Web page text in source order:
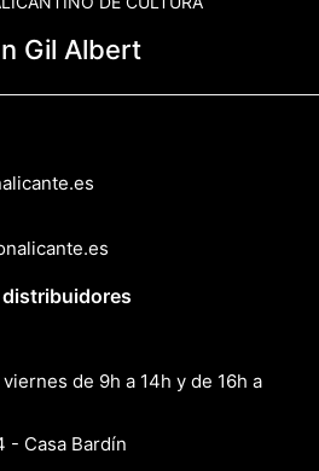
Gil Albert
de 9h a 14h y de 16h a
- Casa Bardín